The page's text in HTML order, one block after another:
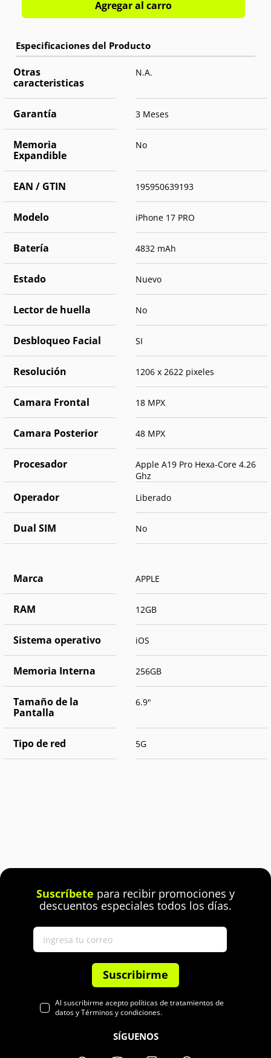
Agregar al carro
Otras
caracteristicas
N.A.
Garantía 3 Meses
Memoria
Expandible
No
EAN / GTIN 195950639193
Modelo iPhone 17 PRO
Batería 4832 mAh
Estado Nuevo
Lector de huella No
Desbloqueo Facial SI
Resolución 1206 x 2622 pixeles
Camara Frontal 18 MPX
Camara Posterior 48 MPX
Procesador
Apple A19 Pro Hexa-Core 4.26
Ghz
Operador Liberado
Dual SIM No
Marca APPLE
RAM 12GB
Sistema operativo iOS
Memoria Interna 256GB
Tamaño de la
Pantalla
6.9"
Tipo de red 5G
Suscríbete para recibir promociones y
descuentos especiales todos los días.
Suscribirme
Al suscribirme acepto políticas de tratamientos de
datos y Términos y condiciones.
SÍGUENOS